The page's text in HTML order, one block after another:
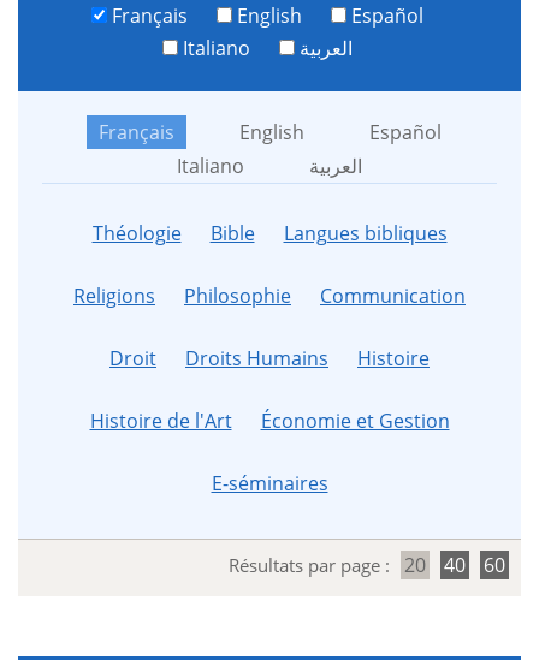
Français English
Español
Italiano
العربية
Français English
Español
Italiano
العربية
Théologie Bible Langues bibliques
Religions Philosophie Communication
Droit Droits Humains Histoire
Histoire de l'Art Économie et Gestion
E-séminaires
Résultats par page : 20 40 60